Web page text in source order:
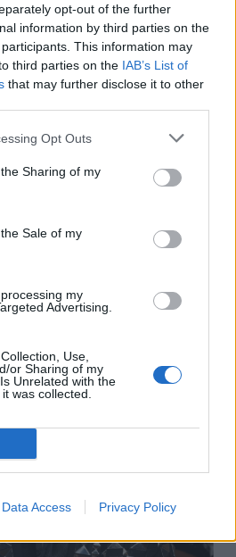
opt-out of the further
information by third parties on the
participants. This information may
third parties on the IAB’s List of
that may further disclose it to other
Opt Outs
Sharing of my
Sale of my
my
Advertising.
Use,
or Sharing of my
Unrelated with the
was collected.
Data Access Privacy Policy
την Εβδομάδα Μόδας
φανταχτερά κομμάτια και…